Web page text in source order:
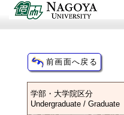
学部・大学院区分
Undergraduate / Graduate